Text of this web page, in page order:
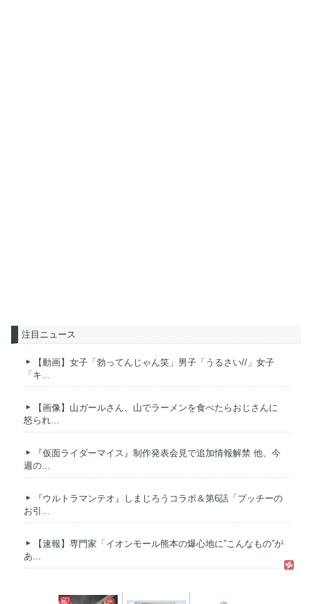
注目ニュース
【動画】女子「勃ってんじゃん笑」男子「うるさい//」女子
「キ...
【画像】山ガールさん、山でラーメンを食べたらおじさんに
怒られ...
『仮面ライダーマイス』制作発表会見で追加情報解禁 他、今
週の...
『ウルトラマンテオ』しまじろうコラボ＆第6話「プッチーの
お引...
【速報】専門家「イオンモール熊本の爆心地に”こんなもの”が
あ...